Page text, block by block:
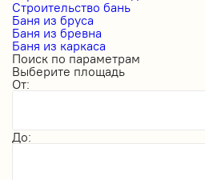
Строительство бань
Баня из бруса
Баня из бревна
Баня из каркаса
Поиск по параметрам
Выберите площадь
От:
До: